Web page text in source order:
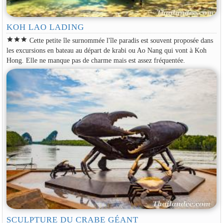
KOH LAO LADING
starstarstar Cette petite île surnommée l'île paradis est souvent proposée dans
les excursions en bateau au départ de krabi ou Ao Nang qui vont à Koh
Hong. Elle ne manque pas de charme mais est assez fréquentée.
SCULPTURE DU CRABE GÉANT